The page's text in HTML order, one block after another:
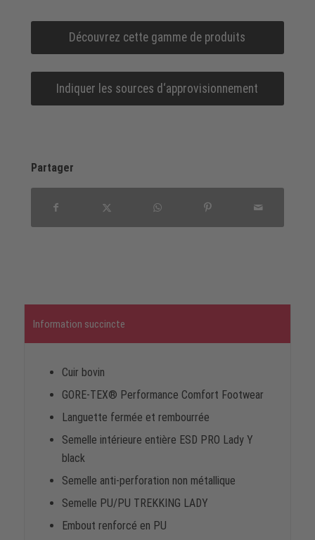
Découvrez cette gamme de produits
Indiquer les sources d‘approvisionnement
Partager
Information succincte
Cuir bovin
GORE-TEX® Performance Comfort Footwear
Languette fermée et rembourrée
Semelle intérieure entière ESD PRO Lady Y
black
Semelle anti-perforation non métallique
Semelle PU/PU TREKKING LADY
Embout renforcé en PU